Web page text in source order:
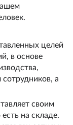
целей
в основе
а
своим
на складе.